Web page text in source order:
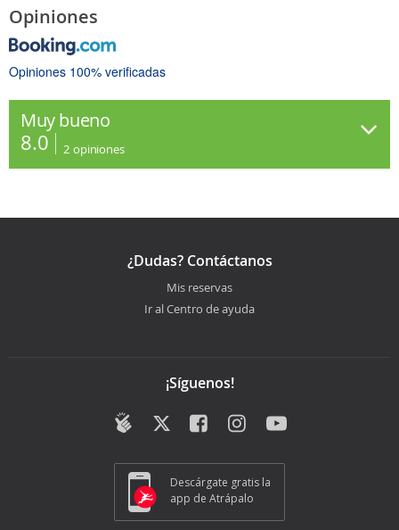
Opiniones
Opiniones 100% verificadas
Muy bueno
8.0 2 opiniones
¿Dudas? Contáctanos
Mis reservas
Ir al Centro de ayuda
¡Síguenos!
Descárgate gratis la
app de Atrápalo